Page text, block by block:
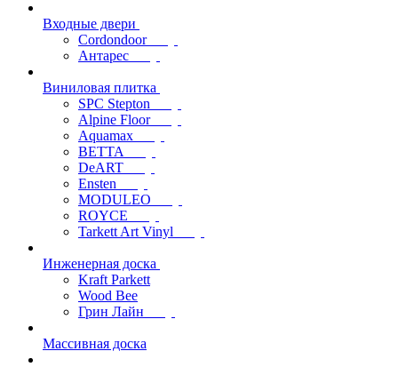
Входные двери
Cordondoor
Антарес
Виниловая плитка
SPC Stepton
Alpine Floor
Aquamax
BETTA
DeART
Ensten
MODULEO
ROYCE
Tarkett Art Vinyl
Инженерная доска
Kraft Parkett
Wood Bee
Грин Лайн
Массивная доска